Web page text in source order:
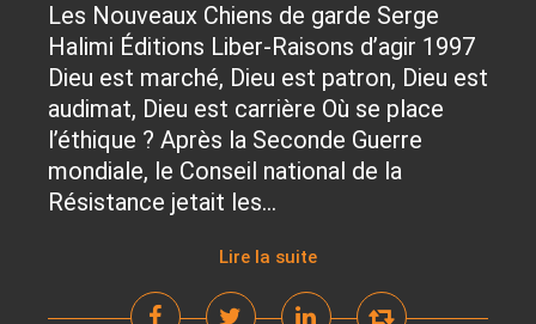
Les Nouveaux Chiens de garde Serge
Halimi Éditions Liber-Raisons d’agir 1997
Dieu est marché, Dieu est patron, Dieu est
audimat, Dieu est carrière Où se place
l’éthique ? Après la Seconde Guerre
mondiale, le Conseil national de la
Résistance jetait les...
Lire la suite